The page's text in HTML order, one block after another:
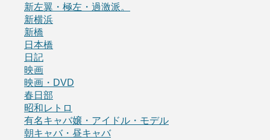
新左翼・極左・過激派。
新横浜
新橋
日本橋
日記
映画
映画・DVD
春日部
昭和レトロ
有名キャバ嬢・アイドル・モデル
朝キャバ・昼キャバ